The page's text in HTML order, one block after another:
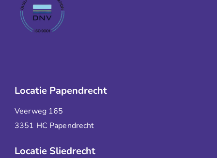
Locatie Papendrecht
Veerweg 165
3351 HC Papendrecht
Locatie Sliedrecht